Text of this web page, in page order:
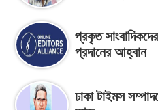
প্রকৃত
প্রদানের আহ্বান
ঢাকা টাইমস